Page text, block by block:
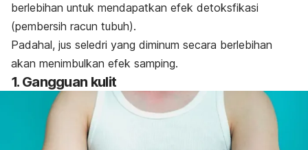
berlebihan untuk mendapatkan efek detoksfikasi
(pembersih racun tubuh).
Padahal, jus seledri yang diminum secara berlebihan
akan menimbulkan efek samping.
1. Gangguan kulit